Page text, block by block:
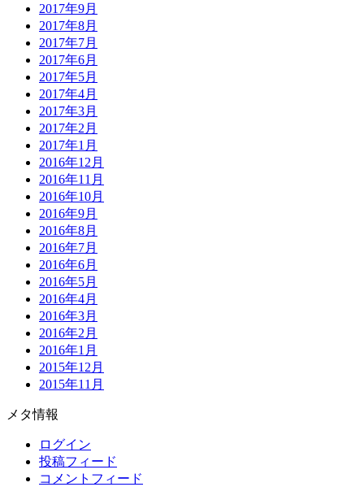
2017年9月
2017年8月
2017年7月
2017年6月
2017年5月
2017年4月
2017年3月
2017年2月
2017年1月
2016年12月
2016年11月
2016年10月
2016年9月
2016年8月
2016年7月
2016年6月
2016年5月
2016年4月
2016年3月
2016年2月
2016年1月
2015年12月
2015年11月
メタ情報
ログイン
投稿フィード
コメントフィード